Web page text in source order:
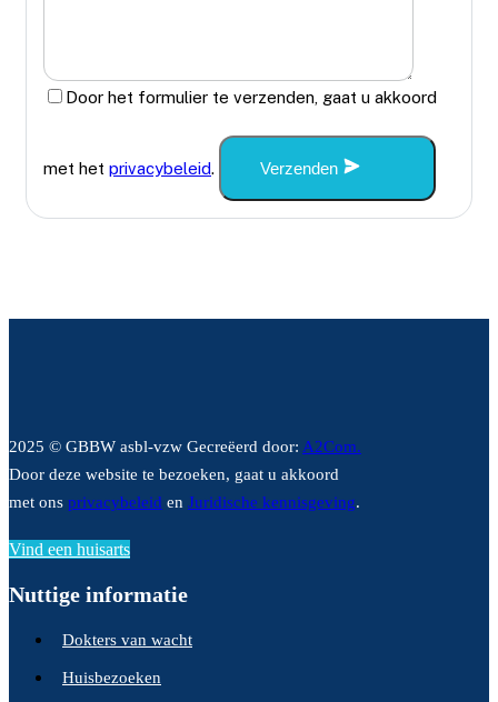
Door het formulier te verzenden, gaat u akkoord
met het privacybeleid. Verzenden
2025 © GBBW asbl-vzw Gecreëerd door: A2Com.
Door deze website te bezoeken, gaat u akkoord
met ons privacybeleid en Juridische kennisgeving.
Vind een huisarts
Nuttige informatie
Dokters van wacht
Huisbezoeken